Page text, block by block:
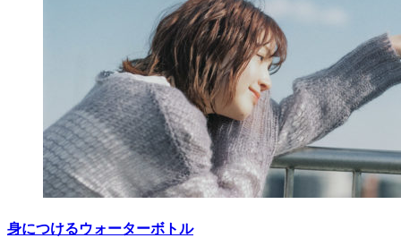
身につけるウォーターボトル